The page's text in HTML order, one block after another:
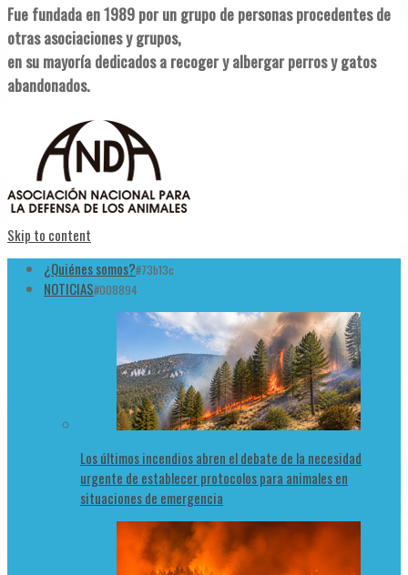
Fue fundada en 1989 por un grupo de personas procedentes de
otras asociaciones y grupos,
en su mayoría dedicados a recoger y albergar perros y gatos
abandonados.
Skip to content
¿Quiénes somos?#73b13c
NOTICIAS#008894
Los últimos incendios abren el debate de la necesidad
urgente de establecer protocolos para animales en
situaciones de emergencia